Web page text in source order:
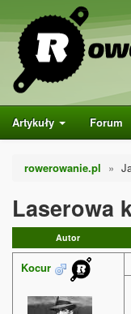
Artykuły Forum
rowerowanie.pl
Laserowa
Autor
Kocur